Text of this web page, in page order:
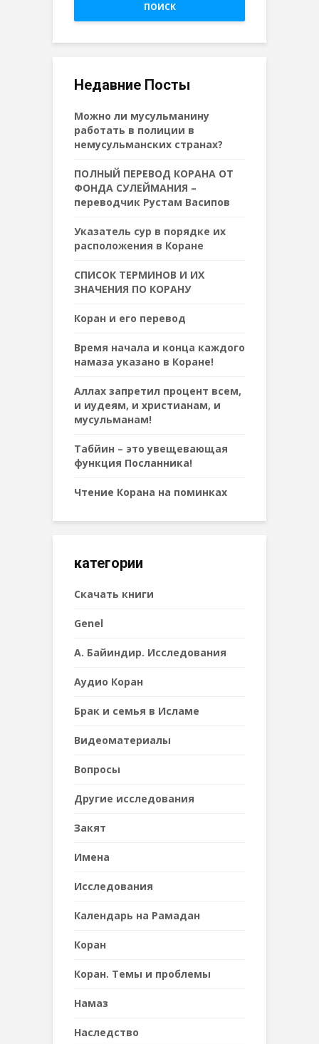
ПОИСК
Недавние Посты
Можно ли мусульманину
работать в полиции в
немусульманских странах?
ПОЛНЫЙ ПЕРЕВОД КОРАНА ОТ
ФОНДА СУЛЕЙМАНИЯ –
переводчик Рустам Васипов
Указатель сур в порядке их
расположения в Коране
СПИСОК ТЕРМИНОВ И ИХ
ЗНАЧЕНИЯ ПО КОРАНУ
Коран и его перевод
Время начала и конца каждого
намаза указано в Коране!
Аллах запретил процент всем,
и иудеям, и христианам, и
мусульманам!
Табйин – это увещевающая
функция Посланника!
Чтение Корана на поминках
категории
Cкачать книги
Genel
А. Байиндир. Исследования
Аудио Коран
Брак и семья в Исламе
Видеоматериалы
Вопросы
Другие исследования
Закят
Имена
Исследования
Календарь на Рамадан
Коран
Коран. Темы и проблемы
Намаз
Наследствo